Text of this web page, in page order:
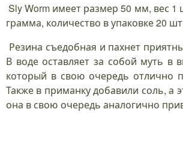
Sly Worm имеет размер 50 мм, вес 1
грамма, количество в упаковке 20
Резина съедобная и пахнет
В воде оставляет за собой муть в
который в свою очередь отлично
Также в приманку добавили соль, а
она в свою очередь аналогично